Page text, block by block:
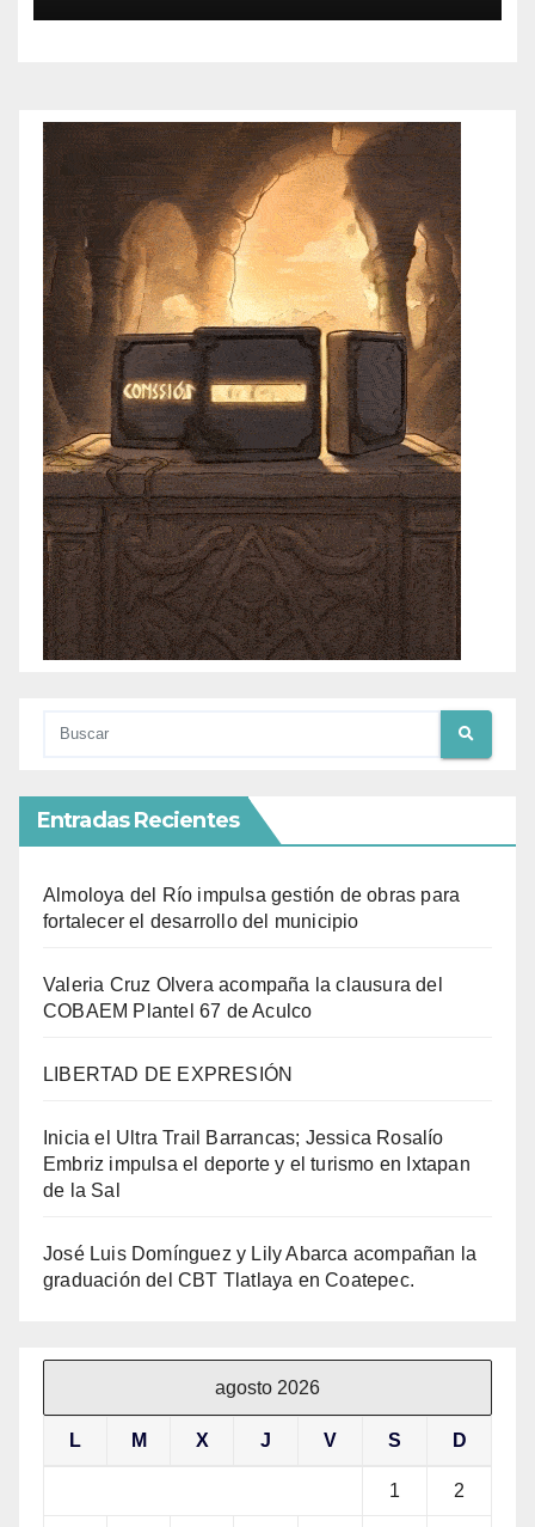
Entradas Recientes
Almoloya del Río impulsa gestión de obras para
fortalecer el desarrollo del municipio
Valeria Cruz Olvera acompaña la clausura del
COBAEM Plantel 67 de Aculco
LIBERTAD DE EXPRESIÓN
Inicia el Ultra Trail Barrancas; Jessica Rosalío
Embriz impulsa el deporte y el turismo en Ixtapan
de la Sal
José Luis Domínguez y Lily Abarca acompañan la
graduación del CBT Tlatlaya en Coatepec.
agosto 2026
L M X J V S D
1 2